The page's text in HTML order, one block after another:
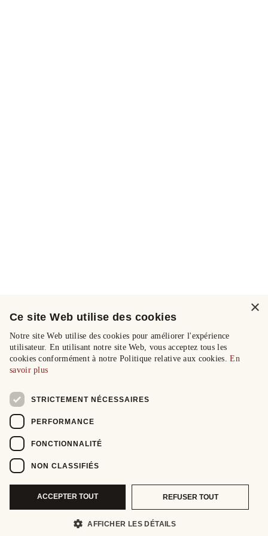
×
Ce site Web utilise des cookies
Notre site Web utilise des cookies pour améliorer l'expérience
utilisateur. En utilisant notre site Web, vous acceptez tous les
cookies conformément à notre Politique relative aux cookies.En
savoir plus
STRICTEMENT NÉCESSAIRES
PERFORMANCE
FONCTIONNALITÉ
NON CLASSIFIÉS
ACCEPTER TOUT REFUSER TOUT
AFFICHER LES DÉTAILS